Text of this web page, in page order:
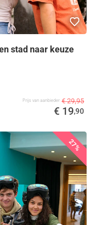
stad naar keuze
Prijs van aanbieder € 29,95
€ 19,90
27%